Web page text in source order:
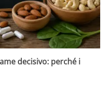
decisivo: perché i